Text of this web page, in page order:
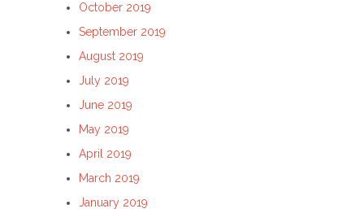
October 2019
September 2019
August 2019
July 2019
June 2019
May 2019
April 2019
March 2019
January 2019